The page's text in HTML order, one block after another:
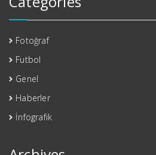
Fotoğraf
Futbol
Genel
Haberler
İnfografik